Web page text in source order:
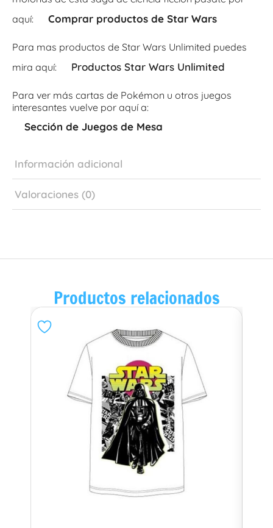
aquí:
Comprar productos de Star Wars
Para mas productos de Star Wars Unlimited puedes
mira aquí:
Productos Star Wars Unlimited
Para ver más cartas de Pokémon u otros juegos
interesantes vuelve por aquí a:
Sección de Juegos de Mesa
Información adicional
Valoraciones (0)
Productos relacionados